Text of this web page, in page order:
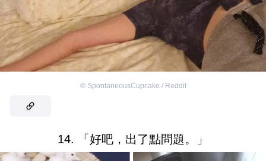
© SpontaneousCupcake / Reddit
14. 「好吧，出了點問題。」